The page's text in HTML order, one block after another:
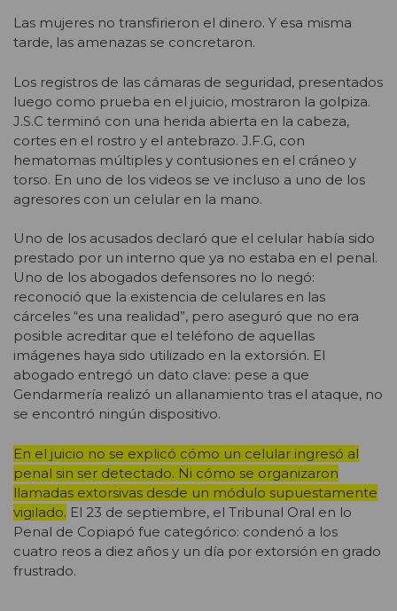
Las mujeres no transfirieron el dinero. Y esa misma
tarde, las amenazas se concretaron.
Los registros de las cámaras de seguridad, presentados
luego como prueba en el juicio, mostraron la golpiza.
J.S.C terminó con una herida abierta en la cabeza,
cortes en el rostro y el antebrazo. J.F.G, con
hematomas múltiples y contusiones en el cráneo y
torso. En uno de los videos se ve incluso a uno de los
agresores con un celular en la mano.
Uno de los acusados declaró que el celular había sido
prestado por un interno que ya no estaba en el penal.
Uno de los abogados defensores no lo negó:
reconoció que la existencia de celulares en las
cárceles “es una realidad”, pero aseguró que no era
posible acreditar que el teléfono de aquellas
imágenes haya sido utilizado en la extorsión. El
abogado entregó un dato clave: pese a que
Gendarmería realizó un allanamiento tras el ataque, no
se encontró ningún dispositivo.
En el juicio no se explicó cómo un celular ingresó al
penal sin ser detectado. Ni cómo se organizaron
llamadas extorsivas desde un módulo supuestamente
vigilado. El 23 de septiembre, el Tribunal Oral en lo
Penal de Copiapó fue categórico: condenó a los
cuatro reos a diez años y un día por extorsión en grado
frustrado.